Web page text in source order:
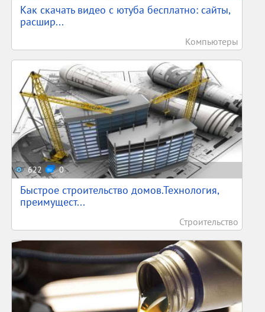
Как скачать видео с ютуба бесплатно: сайты,
расшир...
Компьютеры
622 0
Быстрое строительство домов.Технология,
преимущест...
Строительство